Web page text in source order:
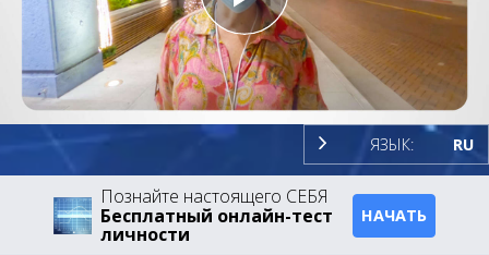
Play
Video
ЯЗЫК: RU
Познайте настоящего СЕБЯ
Бесплатный онлайн-тест
личности
НАЧАТЬ